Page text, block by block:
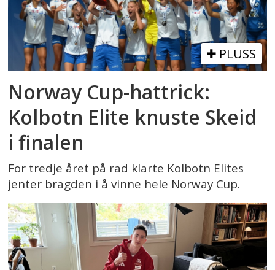
PLUSS
Norway Cup-hattrick:
Kolbotn Elite knuste Skeid
i finalen
For tredje året på rad klarte Kolbotn Elites
jenter bragden i å vinne hele Norway Cup.